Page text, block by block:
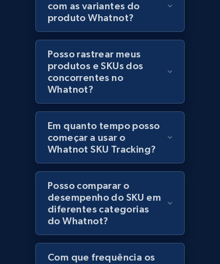
162+ Comece agora
Lowes.com - Collect records by category
URL, Domain, Marketplace pn, Sku, Other pn,
Model number, Gtin ean pn, Product name, and
more.
991+ 162+ Comece agora
Lazada - Products
URL, Title, Rating, Reviews, Initial price, Final
price, Currency, Stock, and more.
988+ 160+
com as variantes do
produto Whatnot?
Posso rastrear meus
produtos e SKUs dos
concorrentes no
Whatnot?
Em quanto tempo posso
começar a usar o
Whatnot SKU Tracking?
Posso comparar o
desempenho do SKU em
diferentes categorias
do Whatnot?
Com que frequência os